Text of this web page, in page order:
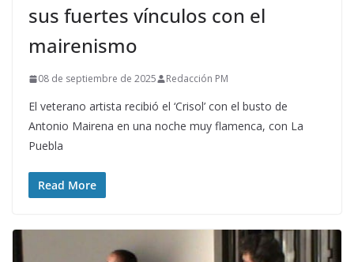
sus fuertes vínculos con el
mairenismo
08 de septiembre de 2025 Redacción PM
El veterano artista recibió el ‘Crisol’ con el busto de
Antonio Mairena en una noche muy flamenca, con La
Puebla
Read More